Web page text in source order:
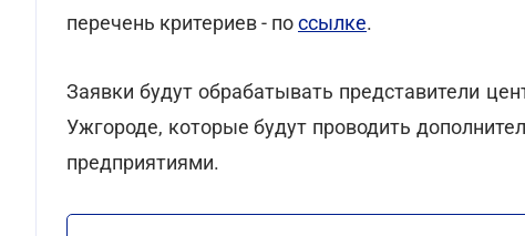
перечень критериев - поссылке.
Заявки будут обрабатывать представители
Ужгороде, которые будут проводить
предприятиями.